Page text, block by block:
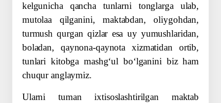
kelgunicha qancha tunlarni tong­larga ulab,
mutolaa qilganini, maktabdan, oliygohdan,
turmush qurgan qizlar esa uy yumushlaridan,
boladan, qaynona-qaynota xizmatidan ortib,
tunlari kitobga mashgʻul boʻlganini biz ham
chuqur anglaymiz.
Ularni tuman ixtisos­lashtirilgan maktab